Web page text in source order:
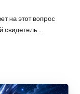
на этот вопрос
свидетель.…